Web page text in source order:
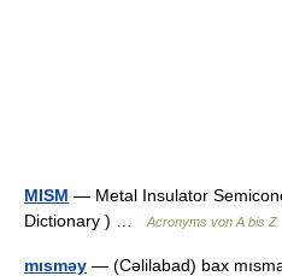
MISM — Metal Insulator
Dictionary ) …
Acronyms von A bis Z
mısməy — (Cəlilabad) bax